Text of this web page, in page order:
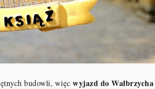
budowli, więc wyjazd do Wałbrzycha